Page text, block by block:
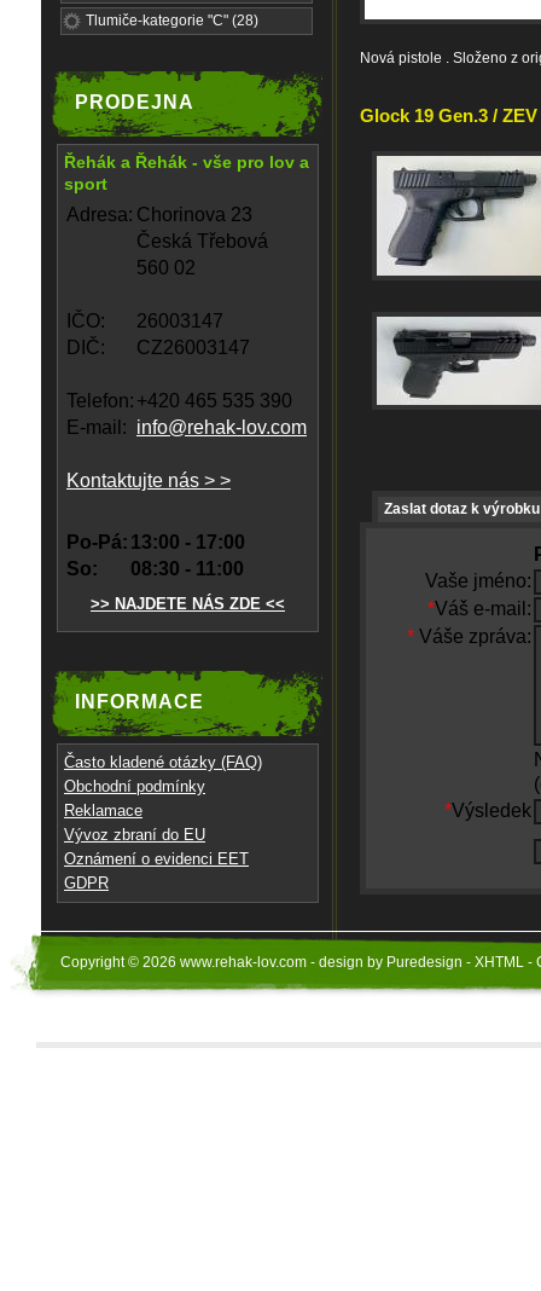
Tlumiče-kategorie "C" (28)
PRODEJNA
Řehák a Řehák - vše pro lov a
sport
Adresa: Chorinova 23
Česká Třebová
560 02
IČO:
26003147
DIČ:
CZ26003147
Telefon: +420 465 535 390
E-mail: info@rehak-lov.com
Kontaktujte nás > >
Po-Pá: 13:00 - 17:00
So:
08:30 - 11:00
>> NAJDETE NÁS ZDE <<
INFORMACE
Často kladené otázky (FAQ)
Obchodní podmínky
Reklamace
Vývoz zbraní do EU
Oznámení o evidenci EET
GDPR
Nová pistole . Složeno z
Glock 19 Gen.3 /
Zaslat dotaz k výrobku
Vaše jméno:
*Váš e-mail:
* Váše zpráva:
*Výsledek
Copyright © 2026 www.rehak-lov.com - design by Puredesign - XHTML -